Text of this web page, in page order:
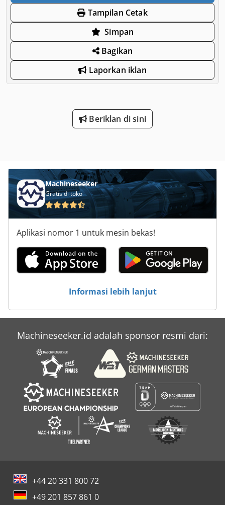
Tampilan Cetak
Simpan
Bagikan
Laporkan iklan
Beriklan di sini
Machineseeker
Gratis di toko
Aplikasi nomor 1 untuk mesin bekas!
Informasi lebih lanjut
Machineseeker.id adalah sponsor resmi dari:
+44 20 331 800 72
+49 201 857 861 0